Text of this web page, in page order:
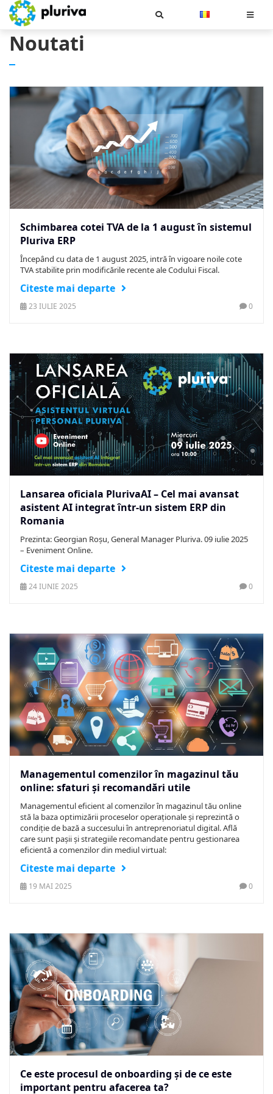
Cauta
Noutati
Schimbarea cotei TVA de la 1 august în sistemul
Pluriva ERP
Începând cu data de 1 august 2025, intră în vigoare noile cote
TVA stabilite prin modificările recente ale Codului Fiscal.
Citeste mai departe
23 IULIE 2025 0
Lansarea oficiala PlurivaAI – Cel mai avansat
asistent AI integrat într-un sistem ERP din
Romania
Prezinta: Georgian Roșu, General Manager Pluriva. 09 iulie 2025
– Eveniment Online.
Citeste mai departe
24 IUNIE 2025 0
Managementul comenzilor în magazinul tău
online: sfaturi și recomandări utile
​Managementul eficient al comenzilor în magazinul tău online
stă la baza optimizării proceselor operaționale și reprezintă o
condiție de bază a succesului în antreprenoriatul digital. Află
care sunt pașii și strategiile recomandate pentru gestionarea
eficientă a comenzilor din mediul virtual:
Citeste mai departe
19 MAI 2025 0
Ce este procesul de onboarding și de ce este
important pentru afacerea ta?